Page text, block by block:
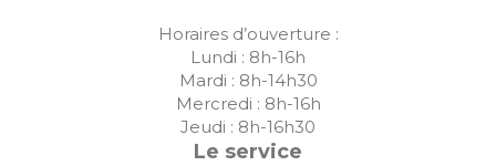
Horaires d’ouverture :
Lundi : 8h-16h
Mardi : 8h-14h30
Mercredi : 8h-16h
Jeudi : 8h-16h30
Le service